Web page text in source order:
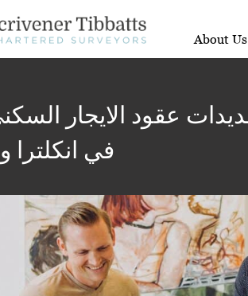
About Us
في انكلترا و